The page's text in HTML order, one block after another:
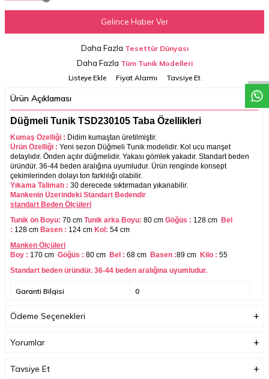
Gelince Haber Ver
Daha Fazla Tesettür Dünyası
Daha Fazla Tüm Tunik Modelleri
Listeye Ekle
Fiyat Alarmı Tavsiye Et
Ürün Açıklaması
Düğmeli Tunik TSD230105 Taba Özellikleri
Kumaş Özelliği : Didim kumaştan üretilmiştir.
Ürün Özelliği : Yeni sezon Düğmeli Tunik modelidir. Kol ucu manşet
detaylıdır. Önden açılır düğmelidir. Yakası gömlek yakadır. Standart beden
üründür. 36-44 beden aralığına uyumludur. Ürün renginde konsept
çekimlerinden dolayı ton farklılığı olabilir.
Yıkama Talimatı : 30 derecede sıktırmadan yıkanabilir.
Mankenin Üzerindeki Standart Bedendir
standart Beden Ölçüleri
Tunik ön Boyu: 70 cm Tunik arka Boyu: 80 cm Göğüs : 128 cm Bel
: 128 cm Basen : 124 cm Kol: 54 cm
Manken Ölçüleri
Boy : 170 cm Göğüs : 80 cm Bel : 68 cm Basen :89 cm Kilo : 55
Standart beden üründür. 36-44 beden aralığına uyumludur.
Garanti Bilgisi 0
Ödeme Seçenekleri
Yorumlar
Tavsiye Et